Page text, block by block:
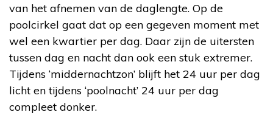
van het afnemen van de daglengte. Op de
poolcirkel gaat dat op een gegeven moment met
wel een kwartier per dag. Daar zijn de uitersten
tussen dag en nacht dan ook een stuk extremer.
Tijdens ‘middernachtzon’ blijft het 24 uur per dag
licht en tijdens ‘poolnacht’ 24 uur per dag
compleet donker.